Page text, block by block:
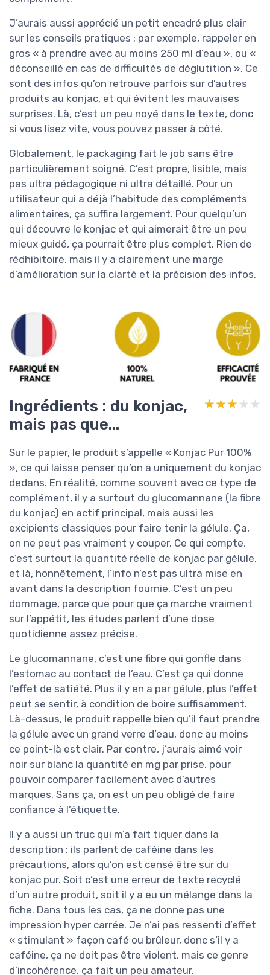
J’aurais aussi apprécié un petit encadré plus clair
sur les conseils pratiques : par exemple, rappeler en
gros « à prendre avec au moins 250 ml d’eau », ou «
déconseillé en cas de difficultés de déglutition ». Ce
sont des infos qu’on retrouve parfois sur d’autres
produits au konjac, et qui évitent les mauvaises
surprises. Là, c’est un peu noyé dans le texte, donc
si vous lisez vite, vous pouvez passer à côté.
Globalement, le packaging fait le job sans être
particulièrement soigné. C’est propre, lisible, mais
pas ultra pédagogique ni ultra détaillé. Pour un
utilisateur qui a déjà l’habitude des compléments
alimentaires, ça suffira largement. Pour quelqu’un
qui découvre le konjac et qui aimerait être un peu
mieux guidé, ça pourrait être plus complet. Rien de
rédhibitoire, mais il y a clairement une marge
d’amélioration sur la clarté et la précision des infos.
Ingrédients : du konjac,
mais pas que…
★★★★★
★★★★★
Sur le papier, le produit s’appelle « Konjac Pur 100%
», ce qui laisse penser qu’on a uniquement du konjac
dedans. En réalité, comme souvent avec ce type de
complément, il y a surtout du glucomannane (la fibre
du konjac) en actif principal, mais aussi les
excipients classiques pour faire tenir la gélule. Ça,
on ne peut pas vraiment y couper. Ce qui compte,
c’est surtout la quantité réelle de konjac par gélule,
et là, honnêtement, l’info n’est pas ultra mise en
avant dans la description fournie. C’est un peu
dommage, parce que pour que ça marche vraiment
sur l’appétit, les études parlent d’une dose
quotidienne assez précise.
Le glucomannane, c’est une fibre qui gonfle dans
l’estomac au contact de l’eau. C’est ça qui donne
l’effet de satiété. Plus il y en a par gélule, plus l’effet
peut se sentir, à condition de boire suffisamment.
Là-dessus, le produit rappelle bien qu’il faut prendre
la gélule avec un grand verre d’eau, donc au moins
ce point-là est clair. Par contre, j’aurais aimé voir
noir sur blanc la quantité en mg par prise, pour
pouvoir comparer facilement avec d’autres
marques. Sans ça, on est un peu obligé de faire
confiance à l’étiquette.
Il y a aussi un truc qui m’a fait tiquer dans la
description : ils parlent de caféine dans les
précautions, alors qu’on est censé être sur du
konjac pur. Soit c’est une erreur de texte recyclé
d’un autre produit, soit il y a eu un mélange dans la
fiche. Dans tous les cas, ça ne donne pas une
impression hyper carrée. Je n’ai pas ressenti d’effet
« stimulant » façon café ou brûleur, donc s’il y a
caféine, ça ne doit pas être violent, mais ce genre
d’incohérence, ça fait un peu amateur.